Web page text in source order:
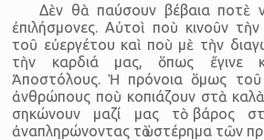
Δὲν θὰ παύσουν βέβαια ποτὲ
ἐπιλήσμονες. Αὐτοὶ ποὺ κινοῦν
τοῦ εὐεργέτου καὶ ποὺ μὲ τὴν
τὴν καρδιά μας, ὅπως ἔγινε
Ἀποστόλους. Ἡ πρόνοια ὅμως
ἀνθρώπους ποὺ κοπιάζουν στὰ καλὰ
σηκώνουν μαζί μας τὸ βάρος
ἀναπληρώνοντας τὸ ὑστέρημα τῶν